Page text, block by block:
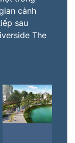
cảnh
sau
The